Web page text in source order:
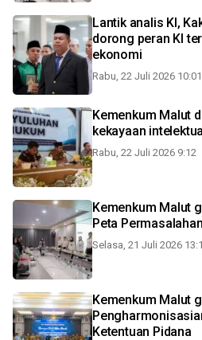
Lantik analis KI,
dorong peran KI
ekonomi
Rabu, 22 Juli 2026 10:01
Kemenkum Malut
kekayaan
Rabu, 22 Juli 2026 9:12
Kemenkum Malut
Peta
Selasa, 21 Juli 2026
Kemenkum Malut
Ketentuan Pidana